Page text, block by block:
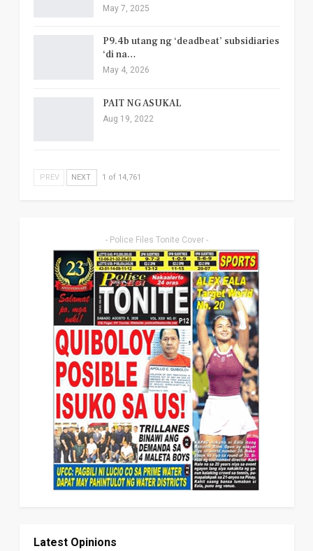
May 7, 2025
P9.4b utang ng ‘deadbeat’ subsidiaries
‘di na…
May 4, 2026
PAIT NG ASUKAL
Aug 19, 2022
PREV NEXT 1 of 14,761
- Police Files Tonite Cover -
Latest Opinions